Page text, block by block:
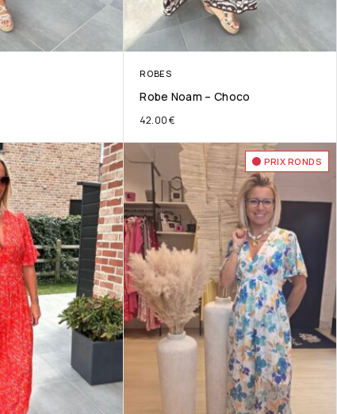
ROBES
Robe Noam – Choco
42.00€
PRIX RONDS